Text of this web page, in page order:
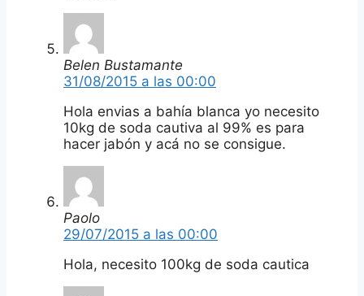
Belen Bustamante
31/08/2015 a las 00:00
Hola envias a bahía blanca yo necesito
10kg de soda cautiva al 99% es para
hacer jabón y acá no se consigue.
Paolo
29/07/2015 a las 00:00
Hola, necesito 100kg de soda cautica